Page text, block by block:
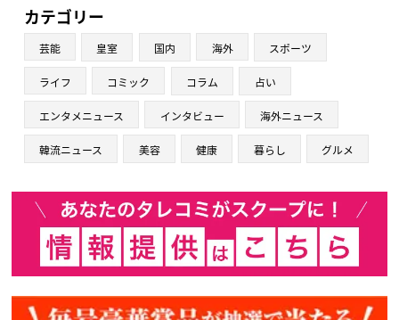
カテゴリー
芸能 皇室 国内 海外 スポーツ
ライフ コミック コラム 占い
エンタメニュース インタビュー 海外ニュース
韓流ニュース 美容 健康 暮らし グルメ